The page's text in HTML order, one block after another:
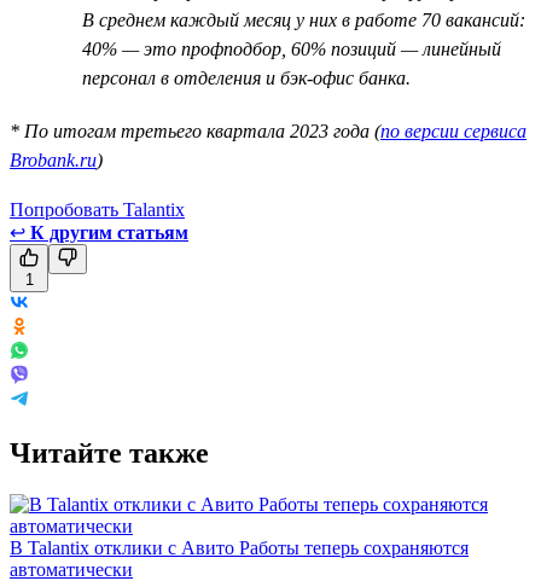
В среднем каждый месяц у них в работе 70 вакансий:
40% — это профподбор, 60% позиций — линейный
персонал в отделения и бэк-офис банка.
* По итогам третьего квартала 2023 года (по версии сервиса
Brobank.ru)
Попробовать Talantix
↩ К другим статьям
1
Читайте также
В Talantix отклики с Авито Работы теперь сохраняются
автоматически